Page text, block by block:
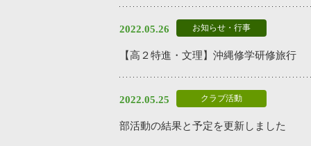
2022.05.26 お知らせ・行事
【高２特進・文理】沖縄修学研修旅行
2022.05.25 クラブ活動
部活動の結果と予定を更新しました